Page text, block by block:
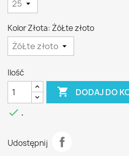
Kolor Złota: ŻóŁte złoto
Ilość
 DODAJ DO
 .
Udostępnij